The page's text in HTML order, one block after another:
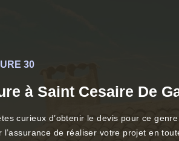
30
à Saint Cesaire De
curieux d’obtenir le devis pour ce
de réaliser votre projet en